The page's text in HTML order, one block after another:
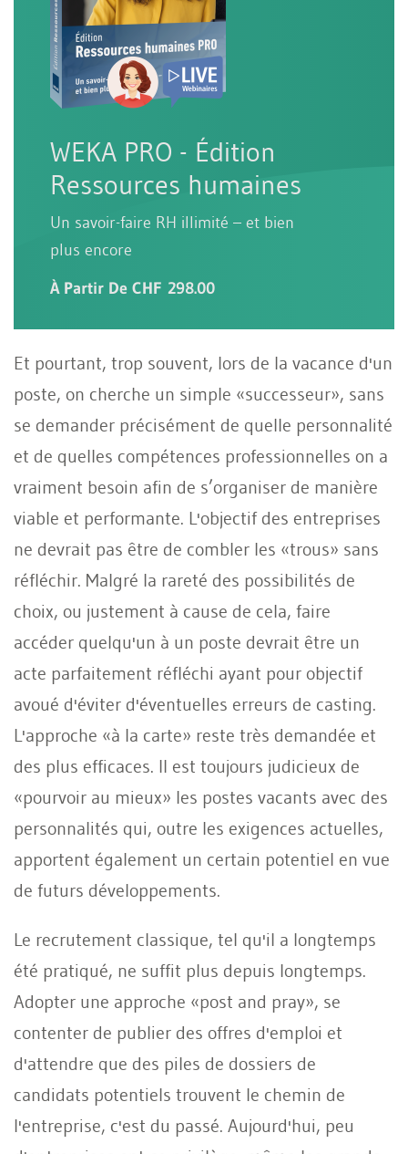
WEKA PRO - Édition
Ressources humaines
Un savoir-faire RH illimité – et bien
plus encore
À Partir De CHF 298.00
Et pourtant, trop souvent, lors de la vacance d'un
poste, on cherche un simple «successeur», sans
se demander précisément de quelle personnalité
et de quelles compétences professionnelles on a
vraiment besoin afin de s’organiser de manière
viable et performante. L'objectif des entreprises
ne devrait pas être de combler les «trous» sans
réfléchir. Malgré la rareté des possibilités de
choix, ou justement à cause de cela, faire
accéder quelqu'un à un poste devrait être un
acte parfaitement réfléchi ayant pour objectif
avoué d'éviter d'éventuelles erreurs de casting.
L'approche «à la carte» reste très demandée et
des plus efficaces. Il est toujours judicieux de
«pourvoir au mieux» les postes vacants avec des
personnalités qui, outre les exigences actuelles,
apportent également un certain potentiel en vue
de futurs développements.
Le recrutement classique, tel qu'il a longtemps
été pratiqué, ne suffit plus depuis longtemps.
Adopter une approche «post and pray», se
contenter de publier des offres d'emploi et
d'attendre que des piles de dossiers de
candidats potentiels trouvent le chemin de
l'entreprise, c'est du passé. Aujourd'hui, peu